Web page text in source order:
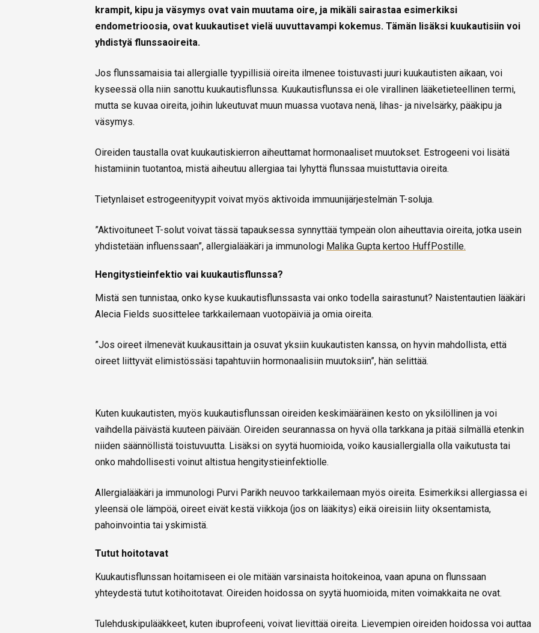
krampit, kipu ja väsymys ovat vain muutama oire, ja mikäli sairastaa esimerkiksi
endometrioosia, ovat kuukautiset vielä uuvuttavampi kokemus. Tämän lisäksi kuukautisiin voi
yhdistyä flunssaoireita.
Jos flunssamaisia tai allergialle tyypillisiä oireita ilmenee toistuvasti juuri kuukautisten aikaan, voi
kyseessä olla niin sanottu kuukautisflunssa. Kuukautisflunssa ei ole virallinen lääketieteellinen termi,
mutta se kuvaa oireita, joihin lukeutuvat muun muassa vuotava nenä, lihas- ja nivelsärky, pääkipu ja
väsymys.
Oireiden taustalla ovat kuukautiskierron aiheuttamat hormonaaliset muutokset. Estrogeeni voi lisätä
histamiinin tuotantoa, mistä aiheutuu allergiaa tai lyhyttä flunssaa muistuttavia oireita.
Tietynlaiset estrogeenityypit voivat myös aktivoida immuunijärjestelmän T-soluja.
”Aktivoituneet T-solut voivat tässä tapauksessa synnyttää tympeän olon aiheuttavia oireita, jotka usein
yhdistetään influenssaan”, allergialääkäri ja immunologi Malika Gupta kertoo HuffPostille.
Hengitystieinfektio vai kuukautisflunssa?
Mistä sen tunnistaa, onko kyse kuukautisflunssasta vai onko todella sairastunut? Naistentautien lääkäri
Alecia Fields suosittelee tarkkailemaan vuotopäiviä ja omia oireita.
”Jos oireet ilmenevät kuukausittain ja osuvat yksiin kuukautisten kanssa, on hyvin mahdollista, että
oireet liittyvät elimistössäsi tapahtuviin hormonaalisiin muutoksiin”, hän selittää.
Kuten kuukautisten, myös kuukautisflunssan oireiden keskimääräinen kesto on yksilöllinen ja voi
vaihdella päivästä kuuteen päivään. Oireiden seurannassa on hyvä olla tarkkana ja pitää silmällä etenkin
niiden säännöllistä toistuvuutta. Lisäksi on syytä huomioida, voiko kausiallergialla olla vaikutusta tai
onko mahdollisesti voinut altistua hengitystieinfektiolle.
Allergialääkäri ja immunologi Purvi Parikh neuvoo tarkkailemaan myös oireita. Esimerkiksi allergiassa ei
yleensä ole lämpöä, oireet eivät kestä viikkoja (jos on lääkitys) eikä oireisiin liity oksentamista,
pahoinvointia tai yskimistä.
Tutut hoitotavat
Kuukautisflunssan hoitamiseen ei ole mitään varsinaista hoitokeinoa, vaan apuna on flunssaan
yhteydestä tutut kotihoitotavat. Oireiden hoidossa on syytä huomioida, miten voimakkaita ne ovat.
Tulehduskipulääkkeet, kuten ibuprofeeni, voivat lievittää oireita. Lievempien oireiden hoidossa voi auttaa